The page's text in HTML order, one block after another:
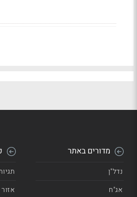
מדורים באתר
נדל"ן
אג"ח